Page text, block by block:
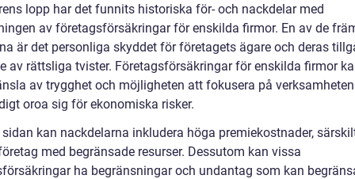
lopp har det funnits historiska för- och nackdelar med
av företagsförsäkringar för enskilda firmor. En av de
är det personliga skyddet för företagets ägare och deras
av rättsliga tvister. Företagsförsäkringar för enskilda firmor
av trygghet och möjligheten att fokusera på
oroa sig för ekonomiska risker.
kan nackdelarna inkludera höga premiekostnader,
med begränsade resurser. Dessutom kan vissa
ha begränsningar och undantag som kan